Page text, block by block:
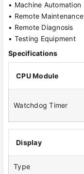
• Machine Automation
• Remote Maintenance
• Remote Diagnosis
• Testing Equipment
Specifications
CPU Module
Watchdog Timer
Display
Type